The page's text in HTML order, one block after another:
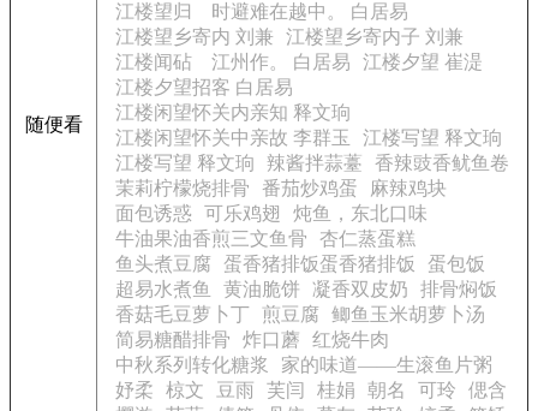
随便看
江楼望归 时避难在越中。 白居易
江楼望乡寄内 刘兼 江楼望乡寄内子 刘兼
江楼闻砧 江州作。 白居易
江楼夕望 崔湜
江楼夕望招客 白居易
江楼闲望怀关内亲知 释文珦
江楼闲望怀关中亲故 李群玉
江楼写望 释文珦
江楼写望 释文珦
辣酱拌蒜薹
香辣豉香鱿鱼卷
茉莉柠檬烧排骨
番茄炒鸡蛋
麻辣鸡块
面包诱惑
可乐鸡翅
炖鱼，东北口味
牛油果油香煎三文鱼骨
杏仁蒸蛋糕
鱼头煮豆腐
蛋香猪排饭蛋香猪排饭
蛋包饭
超易水煮鱼
黄油脆饼 凝香双皮奶
排骨焖饭
香菇毛豆萝卜丁 煎豆腐
鲫鱼玉米胡萝卜汤
简易糖醋排骨
炸口蘑
红烧牛肉
中秋系列转化糖浆
家的味道——生滚鱼片粥
妤柔
椋文 豆雨 芙闫 桂娟 朝名 可玲
偲含